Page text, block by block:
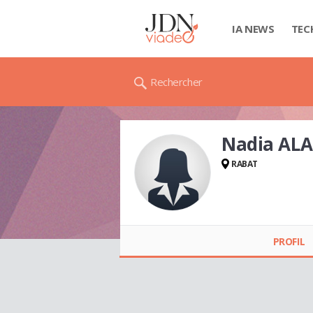
IA NEWS
Rechercher
Nadia
RABAT
PROFIL